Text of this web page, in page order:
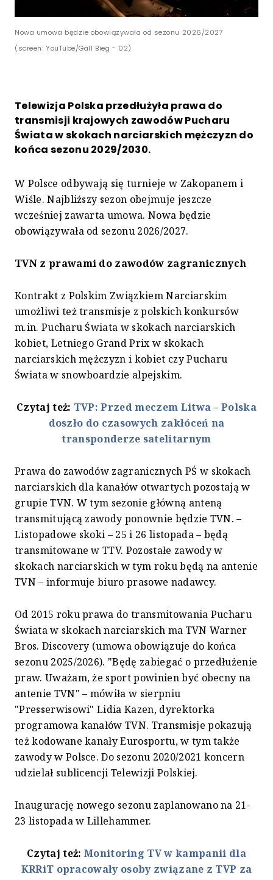
Nowa umowa będzie obowiązywała od sezonu 2026/2027
(screen: YouTube/Gall Bieg - 02)
Telewizja Polska przedłużyła prawa do
transmisji krajowych zawodów Pucharu
Świata w skokach narciarskich mężczyzn do
końca sezonu 2029/2030.
W Polsce odbywają się turnieje w Zakopanem i
Wiśle. Najbliższy sezon obejmuje jeszcze
wcześniej zawarta umowa. Nowa będzie
obowiązywała od sezonu 2026/2027.
TVN z prawami do zawodów zagranicznych
Kontrakt z Polskim Związkiem Narciarskim
umożliwi też transmisje z polskich konkursów
m.in. Pucharu Świata w skokach narciarskich
kobiet, Letniego Grand Prix w skokach
narciarskich mężczyzn i kobiet czy Pucharu
Świata w snowboardzie alpejskim.
Czytaj też: TVP: Przed meczem Litwa – Polska
doszło do czasowych zakłóceń na
transponderze satelitarnym
Prawa do zawodów zagranicznych PŚ w skokach
narciarskich dla kanałów otwartych pozostają w
grupie TVN. W tym sezonie główną anteną
transmitującą zawody ponownie będzie TVN. –
Listopadowe skoki – 25 i 26 listopada – będą
transmitowane w TTV. Pozostałe zawody w
skokach narciarskich w tym roku będą na antenie
TVN – informuje biuro prasowe nadawcy.
Od 2015 roku prawa do transmitowania Pucharu
Świata w skokach narciarskich ma TVN Warner
Bros. Discovery (umowa obowiązuje do końca
sezonu 2025/2026). "Będę zabiegać o przedłużenie
praw. Uważam, że sport powinien być obecny na
antenie TVN" – mówiła w sierpniu
"Presserwisowi" Lidia Kazen, dyrektorka
programowa kanałów TVN. Transmisje pokazują
też kodowane kanały Eurosportu, w tym także
zawody w Polsce. Do sezonu 2020/2021 koncern
udzielał sublicencji Telewizji Polskiej.
Inaugurację nowego sezonu zaplanowano na 21-
23 listopada w Lillehammer.
Czytaj też: Monitoring TV w kampanii dla
KRRiT opracowały osoby związane z TVP za